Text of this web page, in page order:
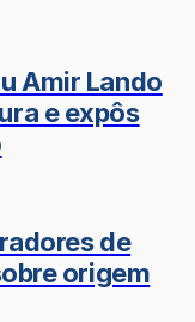
Amir Lando
e expôs
de
origem